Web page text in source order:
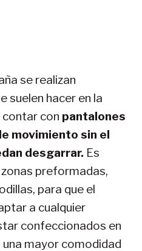
se realizan
suelen hacer en la
contar con pantalones
movimiento sin el
desgarrar. Es
preformadas,
para que el
a cualquier
confeccionados en
mayor comodidad